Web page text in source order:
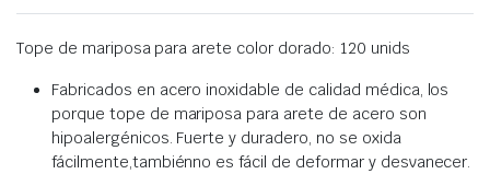
Tope de mariposa para arete color dorado: 120 unids
Fabricados en acero inoxidable de calidad médica, los
porque tope de mariposa para arete de acero son
hipoalergénicos. Fuerte y duradero, no se oxida
fácilmente,tambiénno es fácil de deformar y desvanecer.